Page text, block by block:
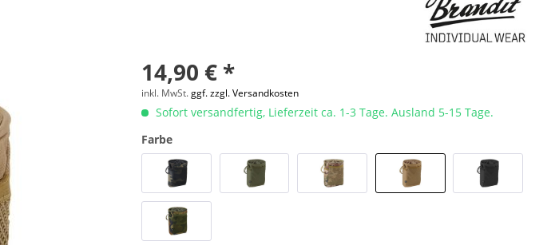
14,90 € *
inkl. MwSt.ggf. zzgl. Versandkosten
Sofort versandfertig, Lieferzeit ca. 1-3 Tage. Ausland 5-15 Tage.
Farbe